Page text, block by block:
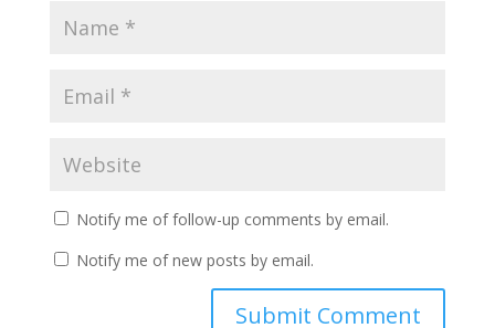
Notify me of follow-up comments by email.
Notify me of new posts by email.